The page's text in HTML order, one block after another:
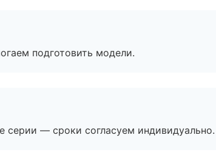
подготовить модели.
серии — сроки согласуем индивидуально.